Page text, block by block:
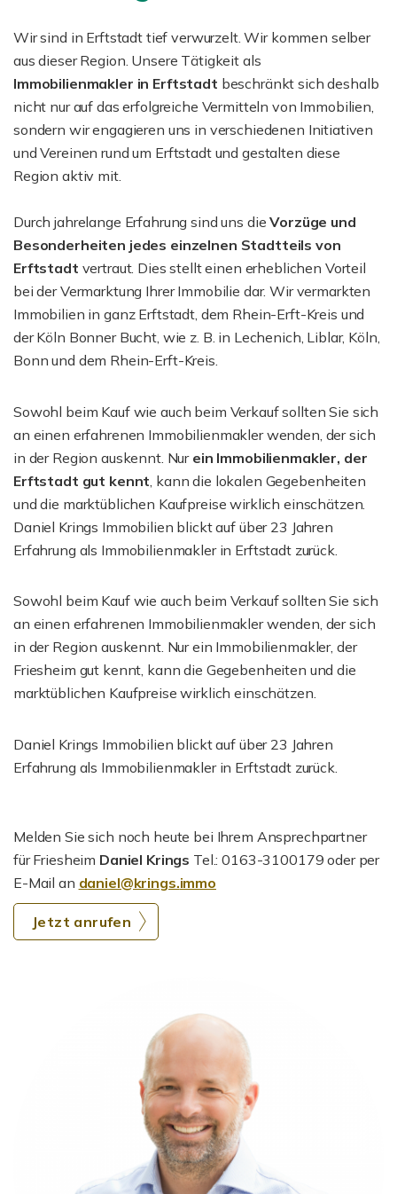
Wir sind in Erftstadt tief verwurzelt. Wir kommen selber
aus dieser Region. Unsere Tätigkeit als
Immobilienmakler in Erftstadt beschränkt sich deshalb
nicht nur auf das erfolgreiche Vermitteln von Immobilien,
sondern wir engagieren uns in verschiedenen Initiativen
und Vereinen rund um Erftstadt und gestalten diese
Region aktiv mit.
Durch jahrelange Erfahrung sind uns dieVorzüge und
Besonderheiten jedes einzelnen Stadtteils von
Erftstadt vertraut. Dies stellt einen erheblichen Vorteil
bei der Vermarktung Ihrer Immobilie dar. Wir vermarkten
Immobilien in ganz Erftstadt, dem Rhein-Erft-Kreis und
der Köln Bonner Bucht, wie z. B. in Lechenich, Liblar, Köln,
Bonn und dem Rhein-Erft-Kreis.
Sowohl beim Kauf wie auch beim Verkauf sollten Sie sich
an einen erfahrenen Immobilienmakler wenden, der sich
in der Region auskennt. Nur ein Immobilienmakler, der
Erftstadt gut kennt, kann die lokalen Gegebenheiten
und die marktüblichen Kaufpreise wirklich einschätzen.
Daniel Krings Immobilien blickt auf über 23 Jahren
Erfahrung als Immobilienmakler in Erftstadt zurück.
Sowohl beim Kauf wie auch beim Verkauf sollten Sie sich
an einen erfahrenen Immobilienmakler wenden, der sich
in der Region auskennt. Nur ein Immobilienmakler, der
Friesheim gut kennt, kann die Gegebenheiten und die
marktüblichen Kaufpreise wirklich einschätzen.
Daniel Krings Immobilien blickt auf über 23 Jahren
Erfahrung als Immobilienmakler in Erftstadt zurück.
Melden Sie sich noch heute bei Ihrem Ansprechpartner
für Friesheim Daniel Krings Tel.: 0163-3100179 oder per
E-Mail an daniel@krings.immo
Jetzt anrufen